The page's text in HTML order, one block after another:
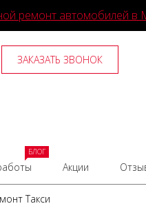
ремонт автомобилей в
ЗАКАЗАТЬ ЗВОНОК
БЛОГ
Акции
Такси